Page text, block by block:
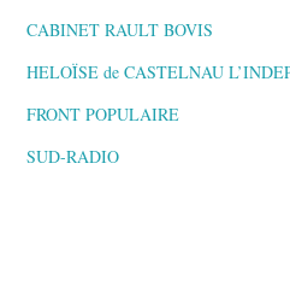
CABINET RAULT BOVIS
HELOÏSE de CASTELNAU
FRONT POPULAIRE
SUD-RADIO